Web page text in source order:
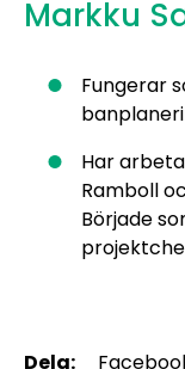
Markku
Fungerar
Har
Ramboll
Började
Dela: